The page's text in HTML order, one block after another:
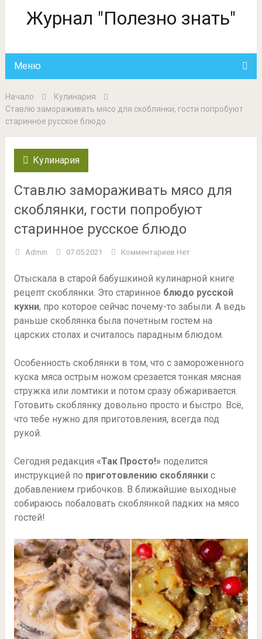
Журнал "Полезно знать"
Меню
Начало
Кулинария
Ставлю замораживать мясо для скоблянки, гости попробуют
старинное русское блюдо
Кулинария
Ставлю замораживать мясо для
скоблянки, гости попробуют
старинное русское блюдо
Admin 07.05.2021 Комментариев Нет
Отыскала в старой бабушкиной кулинарной книге
рецепт скоблянки. Это старинное блюдо русской
кухни, про которое сейчас почему-то забыли. А ведь
раньше скоблянка была почетным гостем на
царских столах и считалось парадным блюдом.
Особенность скоблянки в том, что с замороженного
куска мяса острым ножом срезается тонкая мясная
стружка или ломтики и потом сразу обжаривается.
Готовить скоблянку довольно просто и быстро. Всё,
что тебе нужно для приготовления, всегда под
рукой.
Сегодня редакция «Так Просто!»поделится
инструкцией по приготовлению скоблянкис
добавлением грибочков. В ближайшие выходные
собираюсь побаловать скоблянкой падких на мясо
гостей!